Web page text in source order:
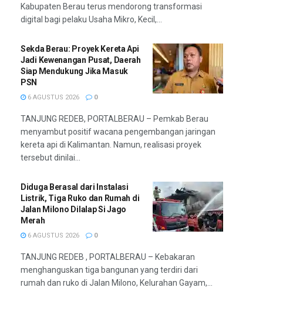
Kabupaten Berau terus mendorong transformasi
digital bagi pelaku Usaha Mikro, Kecil,...
Sekda Berau: Proyek Kereta Api
Jadi Kewenangan Pusat, Daerah
Siap Mendukung Jika Masuk
PSN
6 AGUSTUS 2026 0
TANJUNG REDEB, PORTALBERAU – Pemkab Berau
menyambut positif wacana pengembangan jaringan
kereta api di Kalimantan. Namun, realisasi proyek
tersebut dinilai...
Diduga Berasal dari Instalasi
Listrik, Tiga Ruko dan Rumah di
Jalan Milono Dilalap Si Jago
Merah
6 AGUSTUS 2026 0
TANJUNG REDEB , PORTALBERAU – Kebakaran
menghanguskan tiga bangunan yang terdiri dari
rumah dan ruko di Jalan Milono, Kelurahan Gayam,...